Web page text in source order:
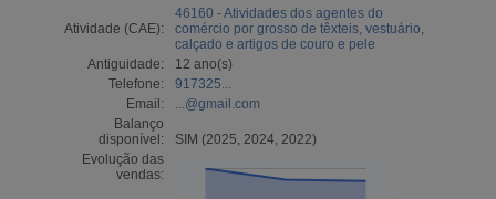
Atividade (CAE):
46160 - Atividades dos agentes do
comércio por grosso de têxteis, vestuário,
calçado e artigos de couro e pele
Antiguidade:
12 ano(s)
Telefone:
917325...
Email:
...@gmail.com
Balanço
disponível:
SIM (2025, 2024, 2022)
Evolução das
vendas: